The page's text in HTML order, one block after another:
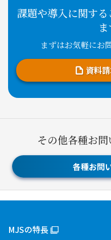
課題や導入に関す
ま
まずはお気軽にお
資料
その他各種お
各種お問
MJSの特長